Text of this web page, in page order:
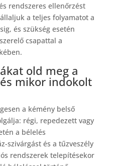
rendszeres ellenőrzést
a teljes folyamatot a
és szükség esetén
csapattal a
old meg a
mikor indokolt
a kémény belső
régi, repedezett vagy
a bélelés
szivárgást és a tűzveszély
rendszerek telepítésekor